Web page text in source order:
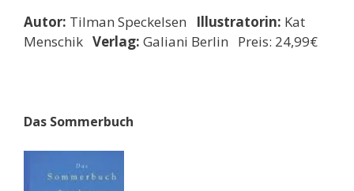
Autor: Tilman Speckelsen Illustratorin: Kat
Menschik Verlag: Galiani Berlin Preis: 24,99€
Das Sommerbuch